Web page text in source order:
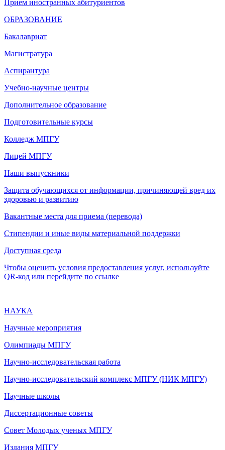
Прием иностранных абитуриентов
ОБРАЗОВАНИЕ
Бакалавриат
Магистратура
Аспирантура
Учебно-научные центры
Дополнительное образование
Подготовительные курсы
Колледж МПГУ
Лицей МПГУ
Наши выпускники
Защита обучающихся от информации, причиняющей вред их
здоровью и развитию
Вакантные места для приема (перевода)
Стипендии и иные виды материальной поддержки
Доступная среда
Чтобы оценить условия предоставления услуг, используйте
QR-код или перейдите по ссылке
НАУКА
Научные мероприятия
Олимпиады МПГУ
Научно-исследовательская работа
Научно-исследовательский комплекс МПГУ (НИК МПГУ)
Научные школы
Диссертационные советы
Совет Молодых ученых МПГУ
Издания МПГУ